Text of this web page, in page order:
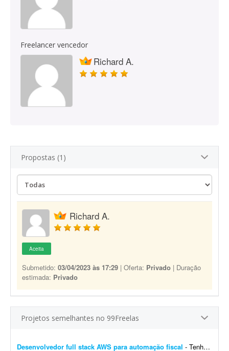
Freelancer vencedor
Richard A.
Propostas (1)
Richard A.
Aceita
Submetido: 03/04/2023 às 17:29 | Oferta: Privado | Duração
estimada: Privado
Projetos semelhantes no 99Freelas
Desenvolvedor full stack AWS para automação fiscal - Tenho uma plataforma de automação fiscal rodando em AWS - ela pega os dados do sistema do cliente, calcula os impostos e emite a nota fiscal automaticamente. Preciso de alguém...